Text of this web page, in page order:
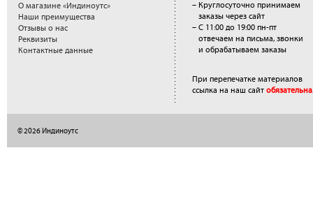
О магазине «Индиноутс»
Наши преимущества
Отзывы о нас
Реквизиты
Контактные данные
– Круглосуточно принимаем
заказы через сайт
– С 11:00 до 19:00 пн-пт
отвечаем на письма, звонки
и обрабатываем заказы
При перепечатке материалов
ссылка на наш сайт обязательна.
© 2026 Индиноутс